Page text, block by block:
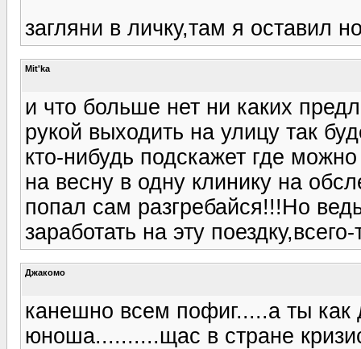
загляни в личку,там я оставил
Mit'ka
и что больше нет ни каких
рукой выходить на улицу так
кто-нибудь подскажет где
на весну в одну клинику на
попал сам разгребайся!!!Но
заработать на эту
Джакомо
канешно всем пофиг.....а ты как
юноша..........щас в стране